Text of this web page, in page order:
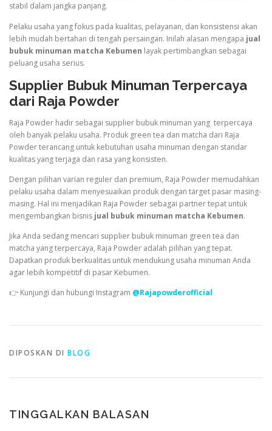
stabil dalam jangka panjang.
Pelaku usaha yang fokus pada kualitas, pelayanan, dan konsistensi akan
lebih mudah bertahan di tengah persaingan. Inilah alasan mengapa jual
bubuk minuman matcha Kebumen layak pertimbangkan sebagai
peluang usaha serius.
Supplier Bubuk Minuman Terpercaya
dari Raja Powder
Raja Powder hadir sebagai supplier bubuk minuman yang terpercaya
oleh banyak pelaku usaha. Produk green tea dan matcha dari Raja
Powder terancang untuk kebutuhan usaha minuman dengan standar
kualitas yang terjaga dan rasa yang konsisten.
Dengan pilihan varian reguler dan premium, Raja Powder memudahkan
pelaku usaha dalam menyesuaikan produk dengan target pasar masing-
masing. Hal ini menjadikan Raja Powder sebagai partner tepat untuk
mengembangkan bisnis jual bubuk minuman matcha Kebumen.
Jika Anda sedang mencari supplier bubuk minuman green tea dan
matcha yang terpercaya, Raja Powder adalah pilihan yang tepat.
Dapatkan produk berkualitas untuk mendukung usaha minuman Anda
agar lebih kompetitif di pasar Kebumen.
👉 Kunjungi dan hubungi Instagram @Rajapowderofficial
DIPOSKAN DI BLOG
TINGGALKAN BALASAN